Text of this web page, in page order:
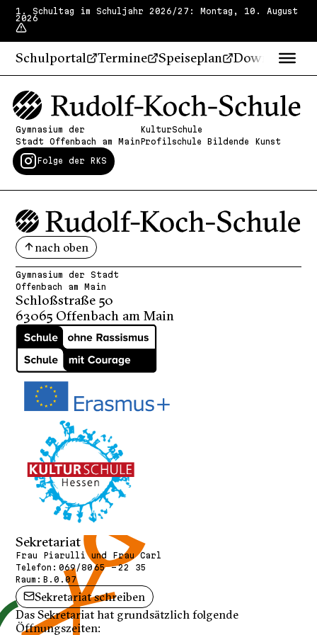
1. Schultag im Schuljahr 2026/27: Montag, 10. August
2026
Schulportal Termine Speiseplan Downloads
Gymnasium der
Stadt Offenbach am Main
KulturSchule
Profilschule Bildende Kunst
Folge der RKS
nach oben
Gymnasium der Stadt
Offenbach am Main
Schloßstraße 50
63065 Offenbach am Main
Sekretariat
Frau Piarulli und Frau Carl
Telefon: 069/80 65 - 22 35
Raum: B.0.07
Sekretariat schreiben
Das Sekretariat hat grundsätzlich folgende
Öffnungszeiten: